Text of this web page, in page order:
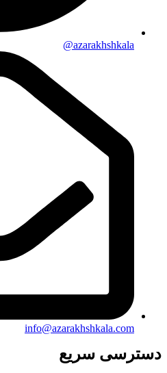
azarakhshkala@
info@azarakhshkala.com
دسترسی سریع